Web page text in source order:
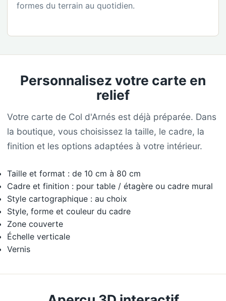
formes du terrain au quotidien.
Personnalisez votre carte en
relief
Votre carte de Col d'Arnés est déjà préparée. Dans
la boutique, vous choisissez la taille, le cadre, la
finition et les options adaptées à votre intérieur.
Taille et format : de 10 cm à 80 cm
Cadre et finition : pour table / étagère ou cadre mural
Style cartographique : au choix
Style, forme et couleur du cadre
Zone couverte
Échelle verticale
Vernis